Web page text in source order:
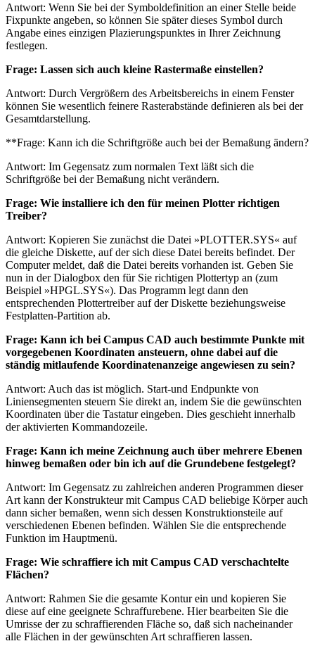
Antwort: Wenn Sie bei der Symboldefinition an einer Stelle beide
Fixpunkte angeben, so können Sie später dieses Symbol durch
Angabe eines einzigen Plazierungspunktes in Ihrer Zeichnung
festlegen.
Frage: Lassen sich auch kleine Rastermaße einstellen?
Antwort: Durch Vergrößern des Arbeitsbereichs in einem Fenster
können Sie wesentlich feinere Rasterabstände definieren als bei der
Gesamtdarstellung.
**Frage: Kann ich die Schriftgröße auch bei der Bemaßung ändern?
Antwort: Im Gegensatz zum normalen Text läßt sich die
Schriftgröße bei der Bemaßung nicht verändern.
Frage: Wie installiere ich den für meinen Plotter richtigen
Treiber?
Antwort: Kopieren Sie zunächst die Datei »PLOTTER.SYS« auf
die gleiche Diskette, auf der sich diese Datei bereits befindet. Der
Computer meldet, daß die Datei bereits vorhanden ist. Geben Sie
nun in der Dialogbox den für Sie richtigen Plottertyp an (zum
Beispiel »HPGL.SYS«). Das Programm legt dann den
entsprechenden Plottertreiber auf der Diskette beziehungsweise
Festplatten-Partition ab.
Frage: Kann ich bei Campus CAD auch bestimmte Punkte mit
vorgegebenen Koordinaten ansteuern, ohne dabei auf die
ständig mitlaufende Koordinatenanzeige angewiesen zu sein?
Antwort: Auch das ist möglich. Start-und Endpunkte von
Liniensegmenten steuern Sie direkt an, indem Sie die gewünschten
Koordinaten über die Tastatur eingeben. Dies geschieht innerhalb
der aktivierten Kommandozeile.
Frage: Kann ich meine Zeichnung auch über mehrere Ebenen
hinweg bemaßen oder bin ich auf die Grundebene festgelegt?
Antwort: Im Gegensatz zu zahlreichen anderen Programmen dieser
Art kann der Konstrukteur mit Campus CAD beliebige Körper auch
dann sicher bemaßen, wenn sich dessen Konstruktionsteile auf
verschiedenen Ebenen befinden. Wählen Sie die entsprechende
Funktion im Hauptmenü.
Frage: Wie schraffiere ich mit Campus CAD verschachtelte
Flächen?
Antwort: Rahmen Sie die gesamte Kontur ein und kopieren Sie
diese auf eine geeignete Schraffurebene. Hier bearbeiten Sie die
Umrisse der zu schraffierenden Fläche so, daß sich nacheinander
alle Flächen in der gewünschten Art schraffieren lassen.